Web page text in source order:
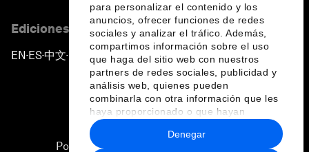
para personalizar el contenido y los
anuncios, ofrecer funciones de redes
sociales y analizar el tráfico. Además,
compartimos información sobre el uso
que haga del sitio web con nuestros
partners de redes sociales, publicidad y
análisis web, quienes pueden
combinarla con otra información que les
haya proporcionado o que hayan
recopilado a partir del uso que haya
hecho de sus servicios.
Denegar
Ediciones en otros idiomas
EN ▪ES▪中文▪ 日本語
Política de privacidad y normas de uso